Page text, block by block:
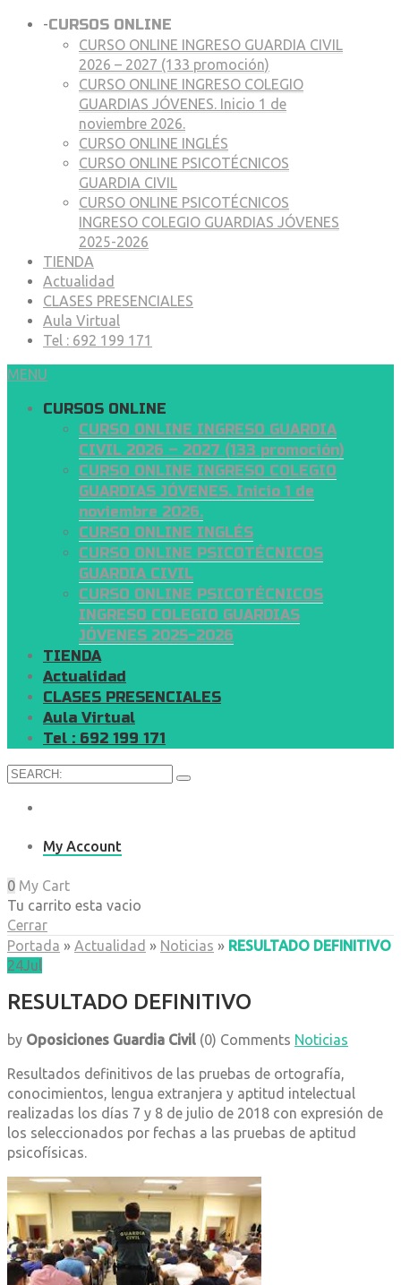
-CURSOS ONLINE
CURSO ONLINE INGRESO GUARDIA CIVIL
2026 – 2027 (133 promoción)
CURSO ONLINE INGRESO COLEGIO
GUARDIAS JÓVENES. Inicio 1 de
noviembre 2026.
CURSO ONLINE INGLÉS
CURSO ONLINE PSICOTÉCNICOS
GUARDIA CIVIL
CURSO ONLINE PSICOTÉCNICOS
INGRESO COLEGIO GUARDIAS JÓVENES
2025-2026
TIENDA
Actualidad
CLASES PRESENCIALES
Aula Virtual
Tel : 692 199 171
MENU
CURSOS ONLINE
CURSO ONLINE INGRESO GUARDIA
CIVIL 2026 – 2027 (133 promoción)
CURSO ONLINE INGRESO COLEGIO
GUARDIAS JÓVENES. Inicio 1 de
noviembre 2026.
CURSO ONLINE INGLÉS
CURSO ONLINE PSICOTÉCNICOS
GUARDIA CIVIL
CURSO ONLINE PSICOTÉCNICOS
INGRESO COLEGIO GUARDIAS
JÓVENES 2025-2026
TIENDA
Actualidad
CLASES PRESENCIALES
Aula Virtual
Tel : 692 199 171
My Account
0 My Cart
Tu carrito esta vacio
Cerrar
Portada » Actualidad » Noticias » RESULTADO DEFINITIVO
24 Jul
RESULTADO DEFINITIVO
by Oposiciones Guardia Civil (0) Comments Noticias
Resultados definitivos de las pruebas de ortografía,
conocimientos, lengua extranjera y aptitud intelectual
realizadas los días 7 y 8 de julio de 2018 con expresión de
los seleccionados por fechas a las pruebas de aptitud
psicofísicas.